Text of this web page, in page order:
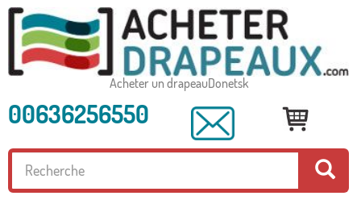
Acheter un drapeauDonetsk
00636256550